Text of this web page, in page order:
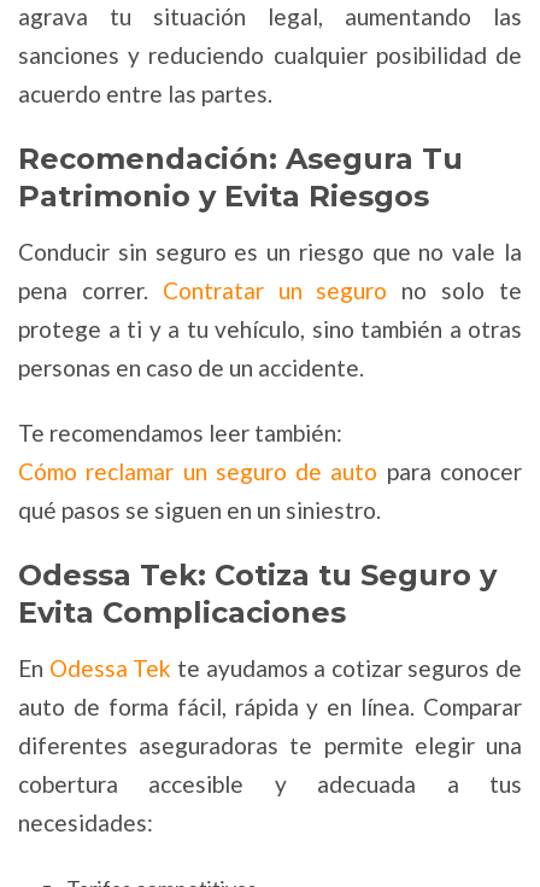
agrava tu situación legal, aumentando las
sanciones y reduciendo cualquier posibilidad de
acuerdo entre las partes.
Recomendación: Asegura Tu
Patrimonio y Evita Riesgos
Conducir sin seguro es un riesgo que no vale la
pena correr. Contratar un seguro no solo te
protege a ti y a tu vehículo, sino también a otras
personas en caso de un accidente.
Te recomendamos leer también:
Cómo reclamar un seguro de auto para conocer
qué pasos se siguen en un siniestro.
Odessa Tek: Cotiza tu Seguro y
Evita Complicaciones
En Odessa Tek te ayudamos a cotizar seguros de
auto de forma fácil, rápida y en línea. Comparar
diferentes aseguradoras te permite elegir una
cobertura accesible y adecuada a tus
necesidades: